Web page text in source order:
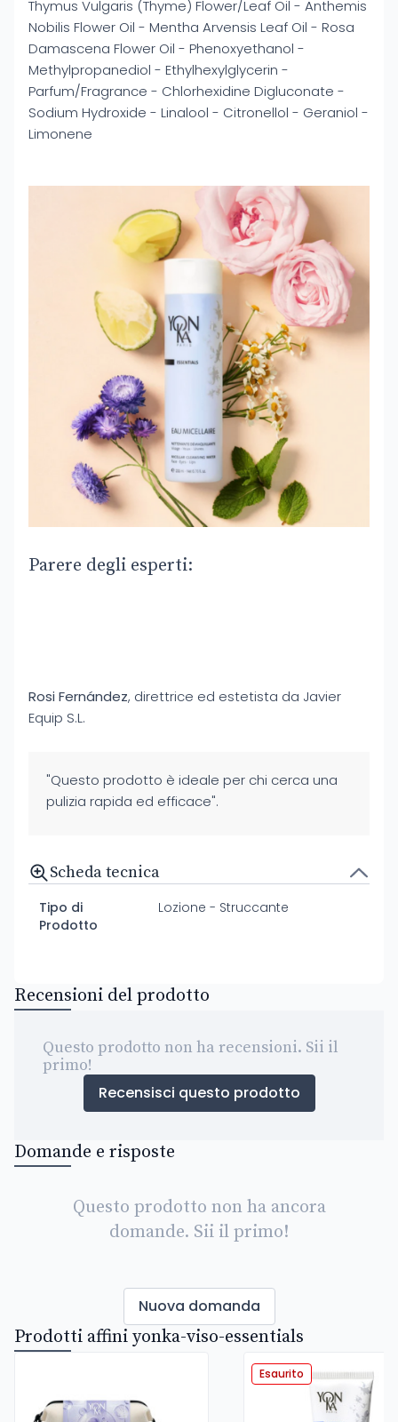
Thymus Vulgaris (Thyme) Flower/Leaf Oil - Anthemis
Nobilis Flower Oil - Mentha Arvensis Leaf Oil - Rosa
Damascena Flower Oil - Phenoxyethanol -
Methylpropanediol - Ethylhexylglycerin -
Parfum/Fragrance - Chlorhexidine Digluconate -
Sodium Hydroxide - Linalool - Citronellol - Geraniol -
Limonene
Parere degli esperti:
Rosi Fernández, direttrice ed estetista da Javier
Equip S.L.
"Questo prodotto è ideale per chi cerca una
pulizia rapida ed efficace".
Scheda tecnica
Tipo di
Prodotto
Lozione - Struccante
Recensioni del prodotto
Questo prodotto non ha recensioni. Sii il
primo!
Recensisci questo prodotto
Domande e risposte
Questo prodotto non ha ancora
domande. Sii il primo!
Nuova domanda
Prodotti affini yonka-viso-essentials
Esaurito